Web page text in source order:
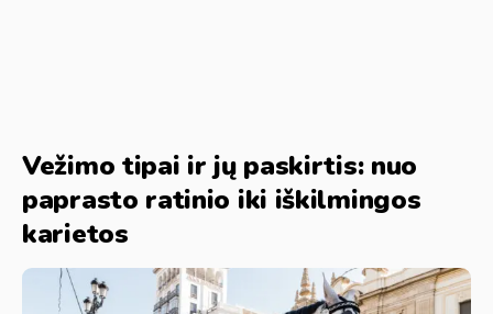
Vežimo tipai ir jų paskirtis: nuo
paprasto ratinio iki iškilmingos
karietos